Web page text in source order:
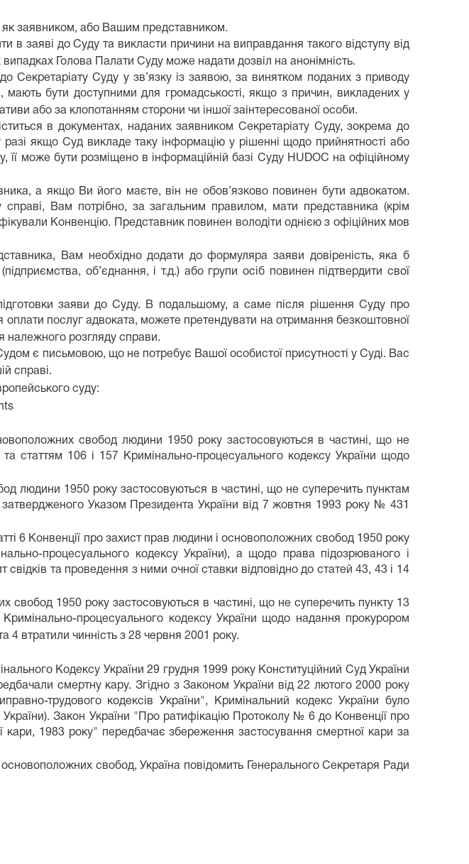
заявником, або Вашим представником.
заяві до Суду та викласти причини на виправдання такого відступу від
Голова Палати Суду може надати дозвіл на анонімність.
Секретаріату Суду у зв’язку із заявою, за винятком поданих з приводу
бути доступними для громадськості, якщо з причин, викладених у
або за клопотанням сторони чи іншої заінтересованої особи.
в документах, наданих заявником Секретаріату Суду, зокрема до
якщо Суд викладе таку інформацію у рішенні щодо прийнятності або
може бути розміщено в інформаційній базі Суду HUDOC на офіційному
а якщо Ви його маєте, він не обов’язково повинен бути адвокатом.
Вам потрібно, за загальним правилом, мати представника (крім
Конвенцію. Представник повинен володіти однією з офіційних мов
Вам необхідно додати до формуляра заяви довіреність, яка б
об’єднання, і т.д.) або групи осіб повинен підтвердити свої
заяви до Суду. В подальшому, а саме після рішення Суду про
послуг адвоката, можете претендувати на отримання безкоштовної
належного розгляду справи.
є письмовою, що не потребує Вашої особистої присутності у Суді. Вас
справі.
суду:
свобод людини 1950 року застосовуються в частині, що не
статтям 106 і 157 Кримінально-процесуального кодексу України щодо
людини 1950 року застосовуються в частині, що не суперечить пунктам
Указом Президента України від 7 жовтня 1993 року № 431
6 Конвенції про захист прав людини і основоположних свобод 1950 року
процесуального кодексу України), а щодо права підозрюваного і
та проведення з ними очної ставки відповідно до статей 43, 43 і 14
свобод 1950 року застосовуються в частині, що не суперечить пункту 13
процесуального кодексу України щодо надання прокурором
втратили чинність з 28 червня 2001 року.
Кодексу України 29 грудня 1999 року Конституційний Суд України
смертну кару. Згідно з Законом України від 22 лютого 2000 року
трудового кодексів України", Кримінальний кодекс України було
Закон України "Про ратифікацію Протоколу № 6 до Конвенції про
1983 року" передбачає збереження застосування смертної кари за
свобод, Україна повідомить Генерального Секретаря Ради